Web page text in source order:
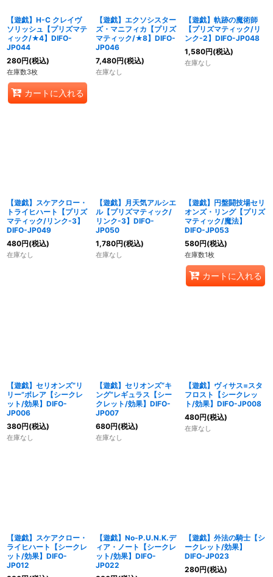
【遊戯】H-C クレイヴ
ソリッシュ【プリズマテ
ィック/★4】DIFO-
JP044
280円(税込)
在庫数3枚
カートに入れる
【遊戯】エクソシスター
ズ・マニフィカ【プリズ
マティック/★8】DIFO-
JP046
7,480円(税込)
在庫なし
【遊戯】軌跡の魔術師
【プリズマティック/リ
ンク-2】DIFO-JP048
1,580円(税込)
在庫なし
【遊戯】スケアクロー・
トライヒハート【プリズ
マティック/リンク-3】
DIFO-JP049
480円(税込)
在庫なし
【遊戯】月天気アルシエ
ル【プリズマティック/
リンク-3】DIFO-
JP050
1,780円(税込)
在庫なし
【遊戯】円盤闘技場セリ
オンズ・リング【プリズ
マティック/魔法】
DIFO-JP053
580円(税込)
在庫数1枚
カートに入れる
【遊戯】セリオンズ“リ
リー”ボレア【シークレ
ット/効果】DIFO-
JP006
380円(税込)
在庫なし
【遊戯】セリオンズ“キ
ング”レギュラス【シー
クレット/効果】DIFO-
JP007
680円(税込)
在庫なし
【遊戯】ヴィサス=スタ
フロスト【シークレッ
ト/効果】DIFO-JP008
480円(税込)
在庫なし
【遊戯】スケアクロー・
ライヒハート【シークレ
ット/効果】DIFO-
JP012
【遊戯】No-P.U.N.K.デ
ィア・ノート【シークレ
ット/効果】DIFO-
JP022
【遊戯】外法の騎士【シ
ークレット/効果】
DIFO-JP023
280円(税込)